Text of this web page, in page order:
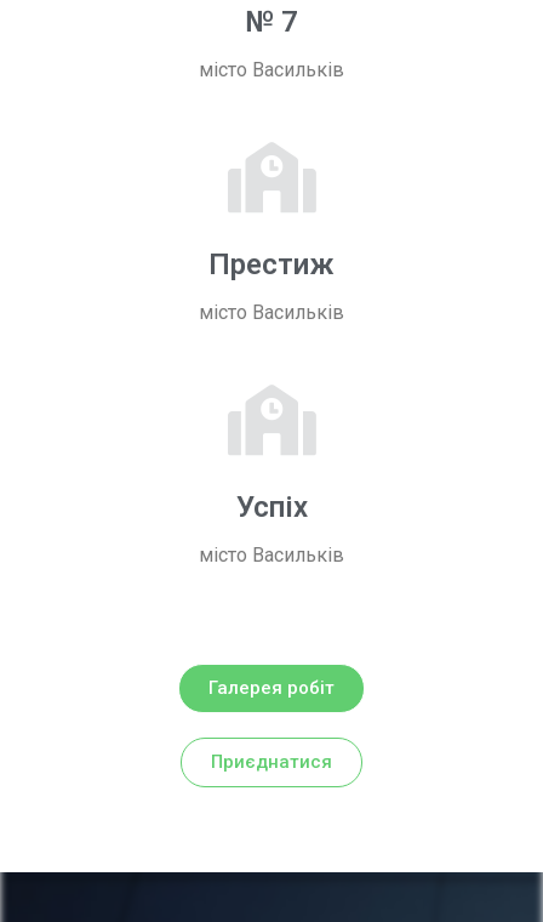
№ 7
місто Васильків
Престиж
місто Васильків
Успіх
місто Васильків
Галерея робіт
Приєднатися